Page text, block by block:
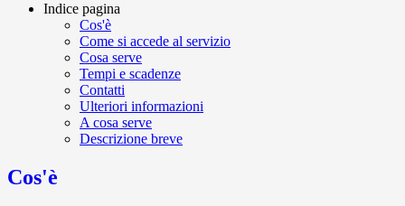
Indice pagina
Cos'è
Come si accede al servizio
Cosa serve
Tempi e scadenze
Contatti
Ulteriori informazioni
A cosa serve
Descrizione breve
Cos'è